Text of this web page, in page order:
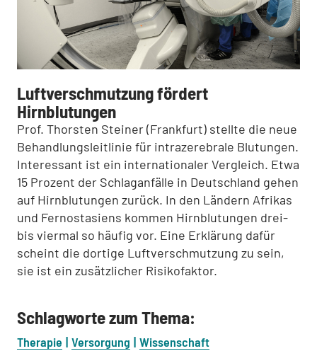
Luftverschmutzung fördert
Hirnblutungen
Prof. Thorsten Steiner (Frankfurt) stellte die neue
Behandlungsleitlinie für intrazerebrale Blutungen.
Interessant ist ein internationaler Vergleich. Etwa
15 Prozent der Schlaganfälle in Deutschland gehen
auf Hirnblutungen zurück. In den Ländern Afrikas
und Fernostasiens kommen Hirnblutungen drei-
bis viermal so häufig vor. Eine Erklärung dafür
scheint die dortige Luftverschmutzung zu sein,
sie ist ein zusätzlicher Risikofaktor.
Schlagworte zum Thema:
Therapie Versorgung Wissenschaft